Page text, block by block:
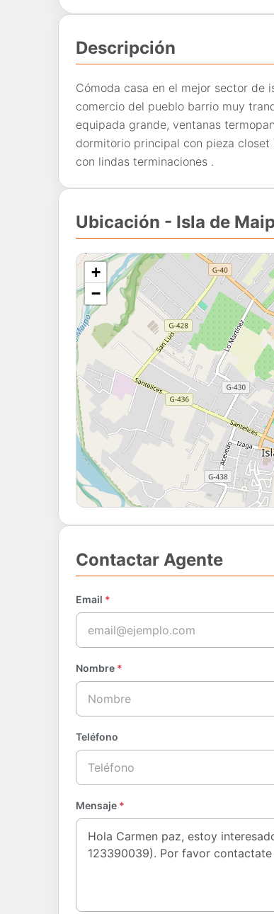
Descripción
Cómoda casa en el mejor sector de
comercio del pueblo barrio muy
equipada grande, ventanas
dormitorio principal con pieza
con lindas terminaciones .
Ubicación - Isla de
+
−
Contactar Agente
Email *
Nombre *
Teléfono
Mensaje *